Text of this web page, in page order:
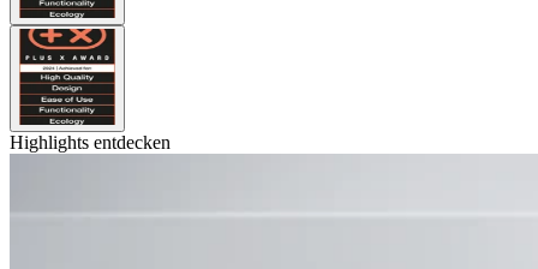
Highlights entdecken